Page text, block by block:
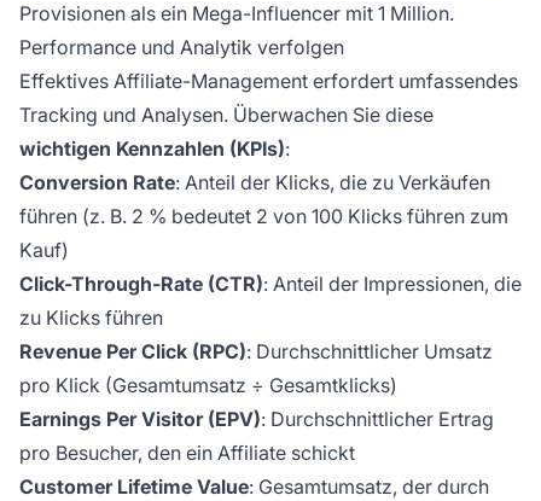
Provisionen als ein Mega-Influencer mit 1 Million.
Performance und Analytik verfolgen
Effektives Affiliate-Management erfordert umfassendes
Tracking und Analysen. Überwachen Sie diese
wichtigen Kennzahlen (KPIs):
Conversion Rate: Anteil der Klicks, die zu Verkäufen
führen (z. B. 2 % bedeutet 2 von 100 Klicks führen zum
Kauf)
Click-Through-Rate (CTR): Anteil der Impressionen, die
zu Klicks führen
Revenue Per Click (RPC): Durchschnittlicher Umsatz
pro Klick (Gesamtumsatz ÷ Gesamtklicks)
Earnings Per Visitor (EPV): Durchschnittlicher Ertrag
pro Besucher, den ein Affiliate schickt
Customer Lifetime Value: Gesamtumsatz, der durch